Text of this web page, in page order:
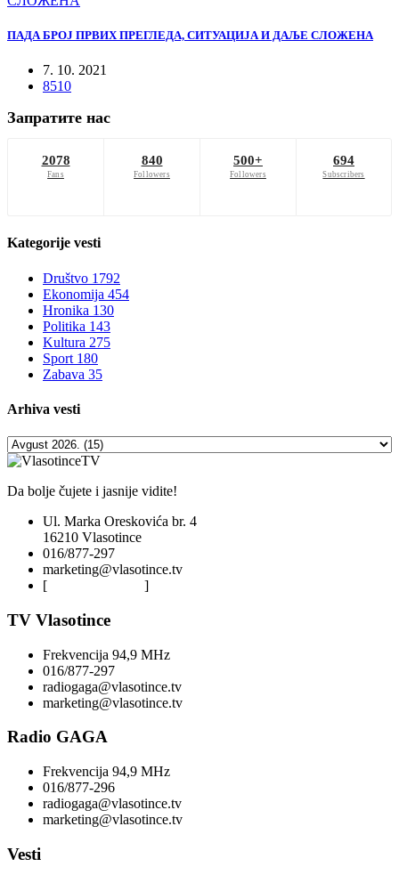
ПАДА БРОЈ ПРВИХ ПРЕГЛЕДА, СИТУАЦИЈА И ДАЉЕ СЛОЖЕНА
7. 10. 2021
8510
Запратите нас
2078
Fans
840
Followers
500+
Followers
694
Subscribers
Kategorije vesti
Društvo 1792
Ekonomija 454
Hronika 130
Politika 143
Kultura 275
Sport 180
Zabava 35
Arhiva vesti
Da bolje čujete i jasnije vidite!
Ul. Marka Oreskovića br. 4
16210 Vlasotince
016/877-297
marketing@vlasotince.tv
[
]
TV Vlasotince
Frekvencija 94,9 MHz
016/877-297
radiogaga@vlasotince.tv
marketing@vlasotince.tv
Radio GAGA
Frekvencija 94,9 MHz
016/877-296
radiogaga@vlasotince.tv
marketing@vlasotince.tv
Vesti